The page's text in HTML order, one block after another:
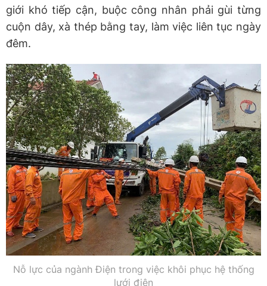
giới khó tiếp cận, buộc công nhân phải gùi từng
cuộn dây, xà thép bằng tay, làm việc liên tục ngày
đêm.
Nỗ lực của ngành Điện trong việc khôi phục hệ thống
lưới điện